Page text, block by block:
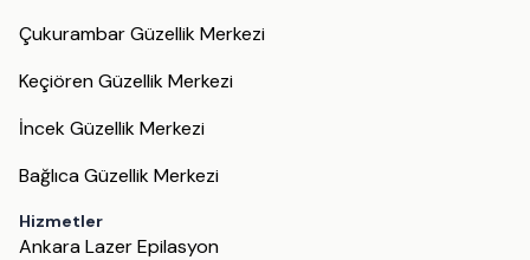
Çukurambar Güzellik Merkezi
Keçiören Güzellik Merkezi
İncek Güzellik Merkezi
Bağlıca Güzellik Merkezi
Hizmetler
Ankara Lazer Epilasyon